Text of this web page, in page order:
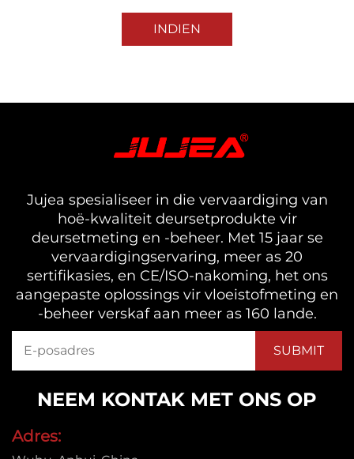
INDIEN
Jujea spesialiseer in die vervaardiging van
hoë-kwaliteit deursetprodukte vir
deursetmeting en -beheer. Met 15 jaar se
vervaardigingservaring, meer as 20
sertifikasies, en CE/ISO-nakoming, het ons
aangepaste oplossings vir vloeistofmeting en
-beheer verskaf aan meer as 160 lande.
NEEM KONTAK MET ONS OP
Adres: